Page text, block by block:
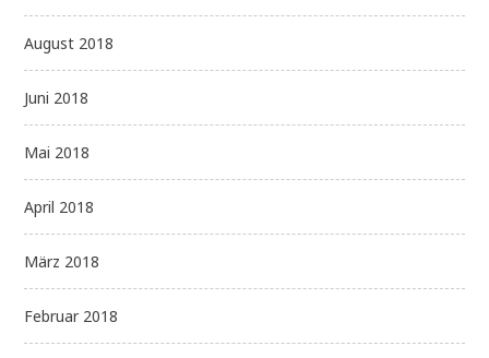
August 2018
Juni 2018
Mai 2018
April 2018
März 2018
Februar 2018